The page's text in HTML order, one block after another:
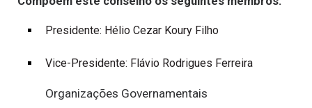
Presidente: Hélio Cezar Koury Filho
Vice-Presidente: Flávio Rodrigues Ferreira
Organizações Governamentais